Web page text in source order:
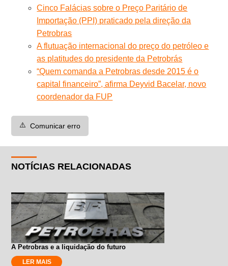
Cinco Falácias sobre o Preço Paritário de
Importação (PPI) praticado pela direção da
Petrobras
A flutuação internacional do preço do petróleo e
as platitudes do presidente da Petrobrás
“Quem comanda a Petrobras desde 2015 é o
capital financeiro”, afirma Deyvid Bacelar, novo
coordenador da FUP
⚠️ Comunicar erro
NOTÍCIAS RELACIONADAS
A Petrobras e a liquidação do futuro
LER MAIS